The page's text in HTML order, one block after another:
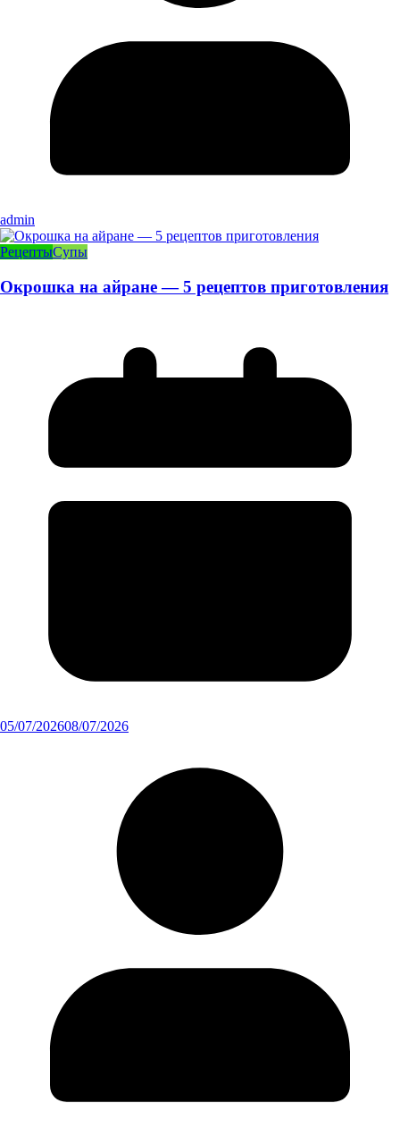
admin
РецептыСупы
Окрошка на айране — 5 рецептов приготовления
05/07/202608/07/2026